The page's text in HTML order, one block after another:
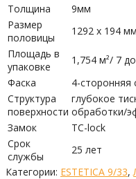
Толщина
9мм
Размер
половицы
1292 х 194 мм
Площадь в
упаковке
1,754 м²/ 7
Фаска
4-сторонняя
Структура
поверхности
глубокое
обработки/
Замок
TC-lock
Срок
службы
25 лет
Категории: ESTETICA 9/33,